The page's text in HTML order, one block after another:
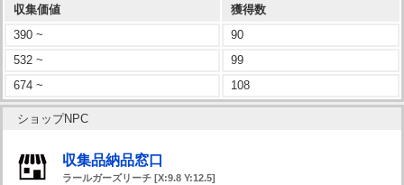
収集価値
獲得数
390 ~
90
532 ~
99
674 ~
108
ショップNPC
収集品納品窓口
ラールガーズリーチ [X:9.8 Y:12.5]